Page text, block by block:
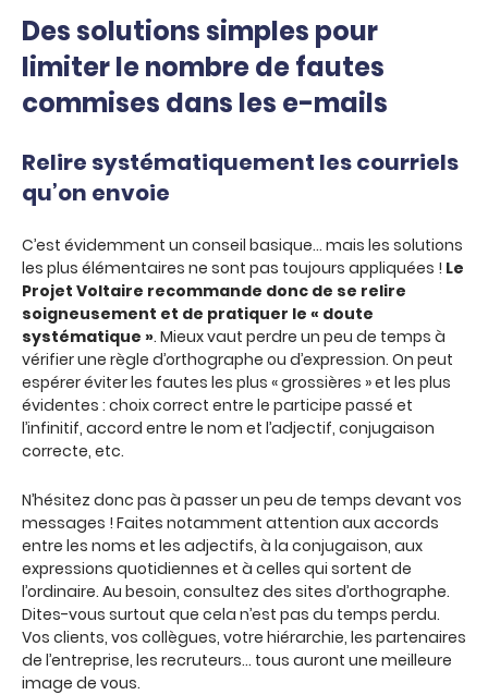
Des solutions simples pour
limiter le nombre de fautes
commises dans les e-mails
Relire systématiquement les courriels
qu’on envoie
C’est évidemment un conseil basique… mais les solutions
les plus élémentaires ne sont pas toujours appliquées ! Le
Projet Voltaire recommande donc de se relire
soigneusement et de pratiquer le « doute
systématique ». Mieux vaut perdre un peu de temps à
vérifier une règle d’orthographe ou d’expression. On peut
espérer éviter les fautes les plus « grossières » et les plus
évidentes : choix correct entre le participe passé et
l’infinitif, accord entre le nom et l’adjectif, conjugaison
correcte, etc.
N’hésitez donc pas à passer un peu de temps devant vos
messages ! Faites notamment attention aux accords
entre les noms et les adjectifs, à la conjugaison, aux
expressions quotidiennes et à celles qui sortent de
l’ordinaire. Au besoin, consultez des sites d’orthographe.
Dites-vous surtout que cela n’est pas du temps perdu.
Vos clients, vos collègues, votre hiérarchie, les partenaires
de l’entreprise, les recruteurs… tous auront une meilleure
image de vous.